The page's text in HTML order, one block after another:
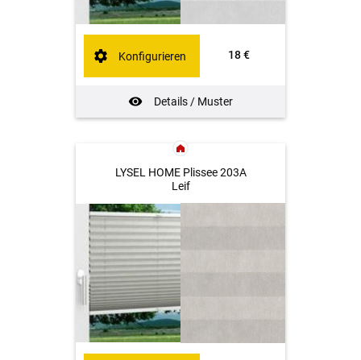
18 €
Details / Muster
Konfigurieren
LYSEL HOME Plissee 203A
Leif